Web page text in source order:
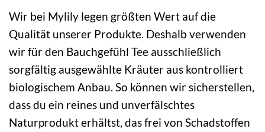
Wir bei Mylily legen größten Wert auf die
Qualität unserer Produkte. Deshalb verwenden
wir für den Bauchgefühl Tee ausschließlich
sorgfältig ausgewählte Kräuter aus kontrolliert
biologischem Anbau. So können wir sicherstellen,
dass du ein reines und unverfälschtes
Naturprodukt erhältst, das frei von Schadstoffen